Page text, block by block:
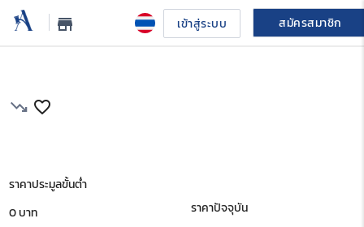
store_mall_directory เข้าสู่ระบบ สมัครสมาชิก
trending_down favorite_border
ราคาประมูลขั้นต่ำ
0 บาท
ราคาปัจจุบัน